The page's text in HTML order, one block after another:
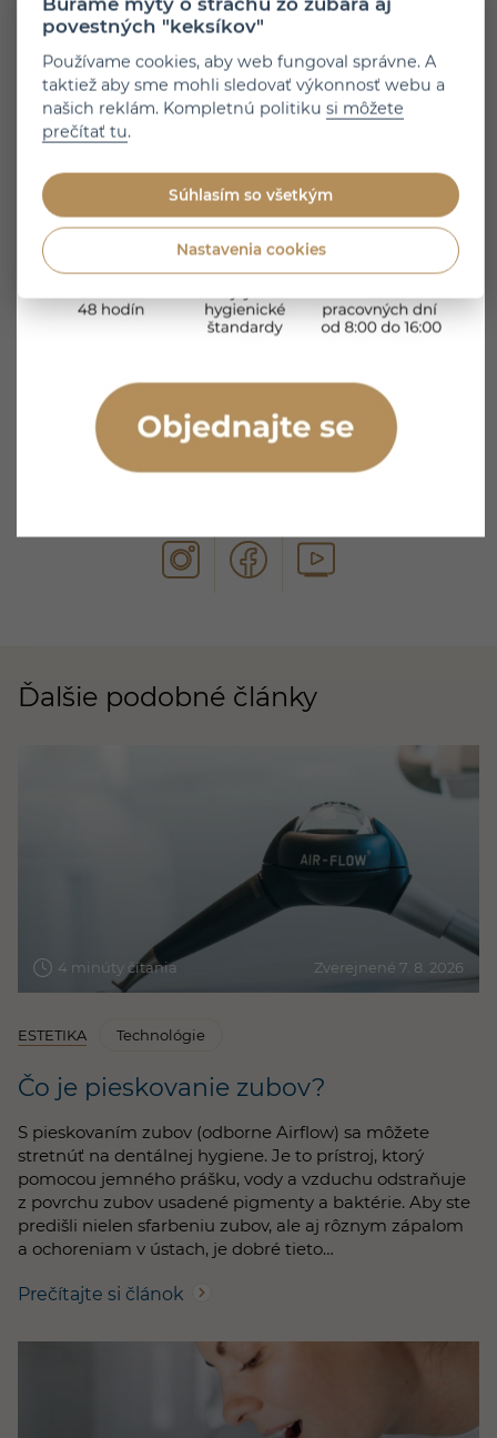
Sme tu pre vás
-02 5464 7417
Košice
055 3100 031
Žilina-041 2400 000
Objednajte sa online
Zostaňme v kontakte
Ďalšie podobné články
4 minúty čítania Zverejnené 7. 8. 2026
ESTETIKA Technológie
Čo je pieskovanie zubov?
S pieskovaním zubov (odborne Airflow) sa môžete
stretnúť na dentálnej hygiene. Je to prístroj, ktorý
pomocou jemného prášku, vody a vzduchu odstraňuje
z povrchu zubov usadené pigmenty a baktérie. Aby ste
predišli nielen sfarbeniu zubov, ale aj rôznym zápalom
a ochoreniam v ústach, je dobré tieto…
Prečítajte si článok
povestných "keksíkov"
Používame cookies, aby web fungoval správne. A
taktiež aby sme mohli sledovať výkonnosť webu a
našich reklám. Kompletnú politikusi môžete
prečítať tu.
Súhlasím so všetkým
Nastavenia cookies